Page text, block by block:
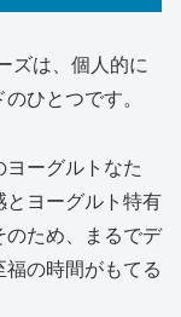
ズは、個人的に
ひとつです。
ーグルトなた
ヨーグルト特有
ため、まるでデ
の時間がもてる